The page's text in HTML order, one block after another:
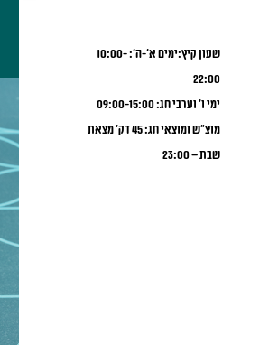
שעון קיץ:ימים א’-ה’: 10:00-
22:00
ימי ו’ וערבי חג: 09:00-15:00
מוצ”ש ומוצאי חג: 45 דק’ מצאת
שבת – 23:00